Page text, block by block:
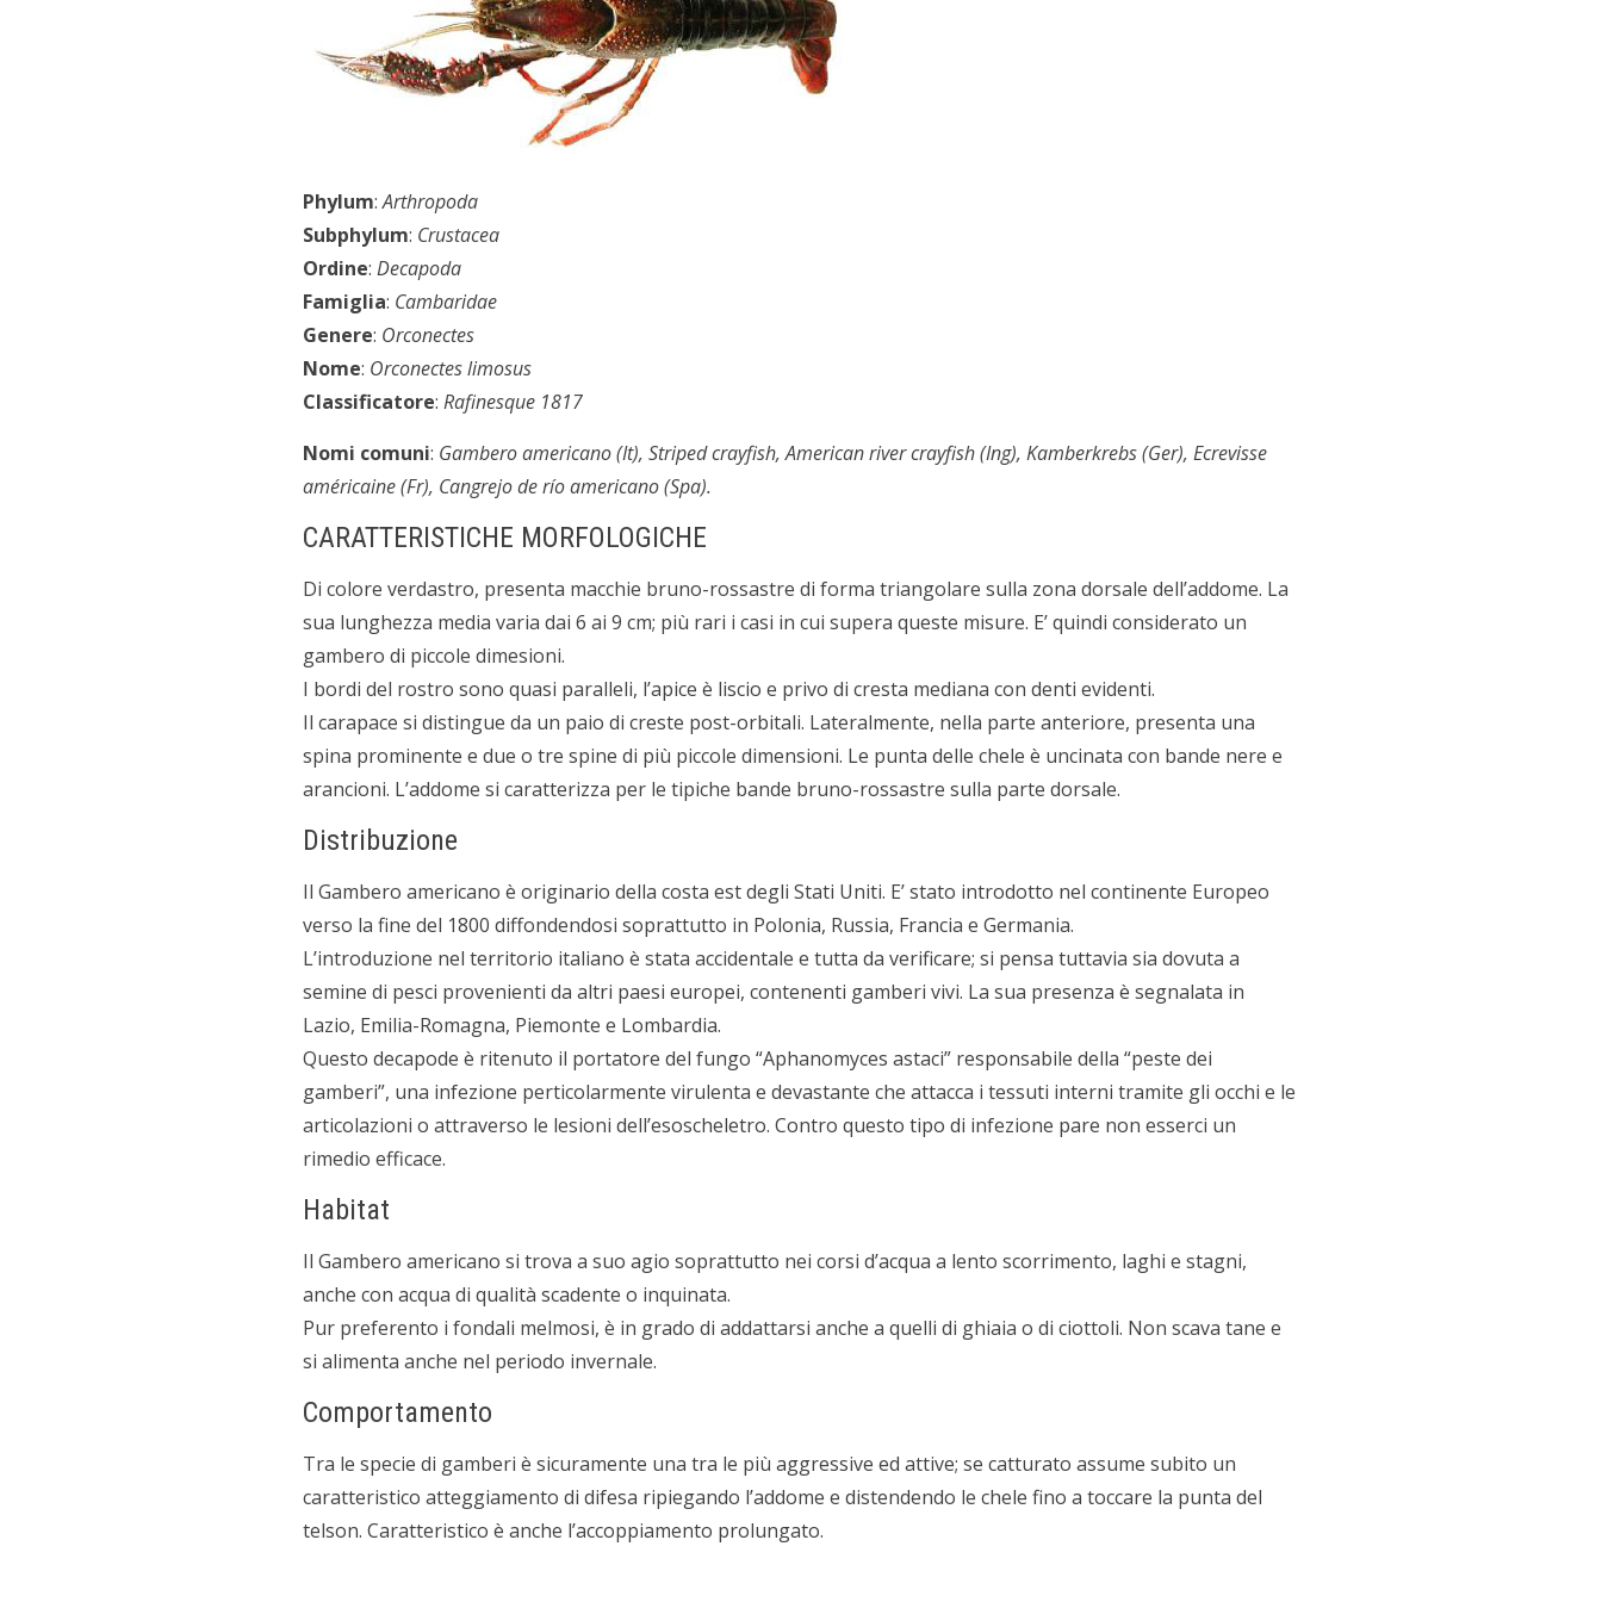
Phylum:Arthropoda
Subphylum: Crustacea
Ordine: Decapoda
Famiglia: Cambaridae
Genere: Orconectes
Nome: Orconectes limosus
Classificatore: Rafinesque 1817
Nomi comuni: Gambero americano (It), Striped crayfish, American river crayfish (Ing), Kamberkrebs (Ger), Ecrevisse
américaine (Fr), Cangrejo de río americano (Spa).
CARATTERISTICHE MORFOLOGICHE
Di colore verdastro, presenta macchie bruno-rossastre di forma triangolare sulla zona dorsale dell’addome. La
sua lunghezza media varia dai 6 ai 9 cm; più rari i casi in cui supera queste misure. E’ quindi considerato un
gambero di piccole dimesioni.
I bordi del rostro sono quasi paralleli, l’apice è liscio e privo di cresta mediana con denti evidenti.
Il carapace si distingue da un paio di creste post-orbitali. Lateralmente, nella parte anteriore, presenta una
spina prominente e due o tre spine di più piccole dimensioni. Le punta delle chele è uncinata con bande nere e
arancioni. L’addome si caratterizza per le tipiche bande bruno-rossastre sulla parte dorsale.
Distribuzione
Il Gambero americano è originario della costa est degli Stati Uniti. E’ stato introdotto nel continente Europeo
verso la fine del 1800 diffondendosi soprattutto in Polonia, Russia, Francia e Germania.
L’introduzione nel territorio italiano è stata accidentale e tutta da verificare; si pensa tuttavia sia dovuta a
semine di pesci provenienti da altri paesi europei, contenenti gamberi vivi. La sua presenza è segnalata in
Lazio, Emilia-Romagna, Piemonte e Lombardia.
Questo decapode è ritenuto il portatore del fungo “Aphanomyces astaci” responsabile della “peste dei
gamberi”, una infezione perticolarmente virulenta e devastante che attacca i tessuti interni tramite gli occhi e le
articolazioni o attraverso le lesioni dell’esoscheletro. Contro questo tipo di infezione pare non esserci un
rimedio efficace.
Habitat
Il Gambero americano si trova a suo agio soprattutto nei corsi d’acqua a lento scorrimento, laghi e stagni,
anche con acqua di qualità scadente o inquinata.
Pur preferento i fondali melmosi, è in grado di addattarsi anche a quelli di ghiaia o di ciottoli. Non scava tane e
si alimenta anche nel periodo invernale.
Comportamento
Tra le specie di gamberi è sicuramente una tra le più aggressive ed attive; se catturato assume subito un
caratteristico atteggiamento di difesa ripiegando l’addome e distendendo le chele fino a toccare la punta del
telson. Caratteristico è anche l’accoppiamento prolungato.